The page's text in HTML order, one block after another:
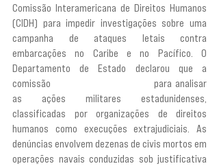
Comissão Interamericana de Direitos Humanos
(CIDH) para impedir investigações sobre uma
campanha de ataques letais contra
embarcações no Caribe e no Pacífico. O
Departamento de Estado declarou que a
comissão
para analisar
as ações militares estadunidenses,
classificadas por organizações de direitos
humanos como execuções extrajudiciais. As
denúncias envolvem dezenas de civis mortos em
operações navais conduzidas sob justificativa